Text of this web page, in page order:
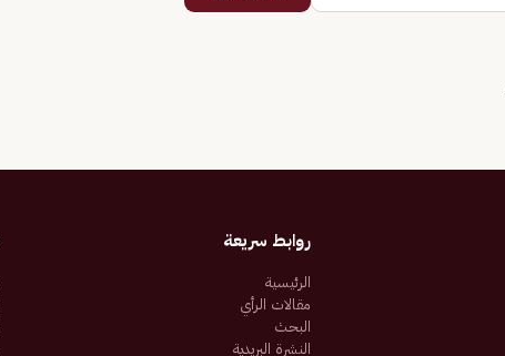
روابط سريعة
الرئيسية
مقالات الرأي
البحث
النشرة البريدية